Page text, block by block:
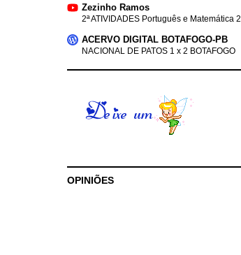
Zezinho Ramos
2ª ATIVIDADES Português e Matemática 2
ACERVO DIGITAL BOTAFOGO-PB
NACIONAL DE PATOS 1 x 2 BOTAFOGO
OPINIÕES